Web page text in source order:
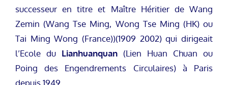
successeur en titre et Maître Héritier de Wang
Zemin (Wang Tse Ming, Wong Tse Ming (HK) ou
Tai Ming Wong (France))(1909 2002) qui dirigeait
l’Ecole du Lianhuanquan (Lien Huan Chuan ou
Poing des Engendrements Circulaires) à Paris
depuis 1949.